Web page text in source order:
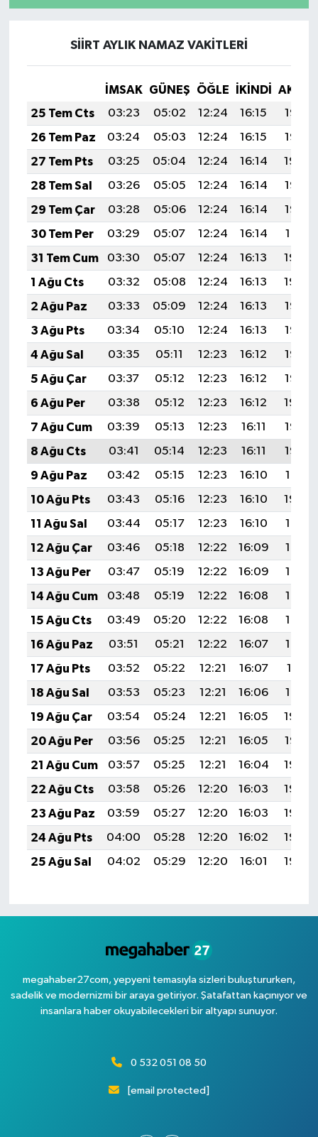
SİİRT AYLIK NAMAZ VAKITLERI
İMSAK GÜNEŞ ÖĞLE İKINDI
25 Tem Cts
03:23 05:02 12:24 16:15
19:35
26 Tem Paz
03:24 05:03 12:24 16:15
19:35
27 Tem Pts
03:25 05:04 12:24 16:14
19:34
28 Tem Sal
03:26 05:05 12:24 16:14
19:33
29 Tem Çar
03:28 05:06 12:24 16:14
19:32
30 Tem Per
03:29 05:07 12:24 16:14
19:31
31 Tem Cum
03:30 05:07 12:24 16:13
19:30
1 Ağu Cts
03:32 05:08 12:24 16:13
19:29
2 Ağu Paz
03:33 05:09 12:24 16:13
19:28
3 Ağu Pts
03:34 05:10 12:24 16:13
19:27
4 Ağu Sal
03:35 05:11 12:23 16:12
19:26
5 Ağu Çar
03:37 05:12 12:23 16:12
19:25
6 Ağu Per
03:38 05:12 12:23 16:12
19:24
7 Ağu Cum
03:39 05:13 12:23 16:11
19:23
8 Ağu Cts
03:41 05:14 12:23 16:11
19:22
9 Ağu Paz
03:42 05:15 12:23 16:10
19:21
10 Ağu Pts
03:43 05:16 12:23 16:10
19:20
11 Ağu Sal
03:44 05:17 12:23 16:10
19:18
12 Ağu Çar
03:46 05:18 12:22 16:09
19:17
13 Ağu Per
03:47 05:19 12:22 16:09
19:16
14 Ağu Cum
03:48 05:19 12:22 16:08
19:15
15 Ağu Cts
03:49 05:20 12:22 16:08
19:14
16 Ağu Paz
03:51 05:21 12:22 16:07
19:12
17 Ağu Pts
03:52 05:22 12:21 16:07
19:11
18 Ağu Sal
03:53 05:23 12:21 16:06
19:10
19 Ağu Çar
03:54 05:24 12:21 16:05
19:08
20 Ağu Per
03:56 05:25 12:21 16:05
19:07
21 Ağu Cum
03:57 05:25 12:21 16:04
19:06
22 Ağu Cts
03:58 05:26 12:20 16:03
19:04
23 Ağu Paz
03:59 05:27 12:20 16:03
19:03
24 Ağu Pts
04:00 05:28 12:20 16:02
19:02
25 Ağu Sal
04:02 05:29 12:20 16:01 19:00
megahaber27com, yepyeni temasıyla sizleri buluştururken,
sadelik ve modernizmi bir araya getiriyor. Şatafattan kaçınıyor ve
insanlara haber okuyabilecekleri bir altyapı sunuyor.
0 532 051 08 50
[email protected]